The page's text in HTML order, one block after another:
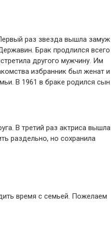
раз звезда вышла замуж
Брак продлился всего
другого мужчину. Им
избранник был женат и
В 1961 в браке родился сын
В третий раз актриса вышла
раздельно, но сохранила
время с семьей. Пожелаем